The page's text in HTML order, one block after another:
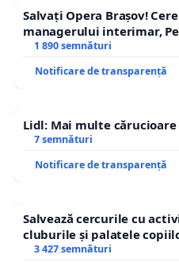
Salvați Opera Brașov!
managerului interimar,
1 890 semnături
Notificare de transparență
Lidl: Mai multe
7 semnături
Notificare de transparență
Salvează cercurile cu
cluburile și palatele
3 427 semnături